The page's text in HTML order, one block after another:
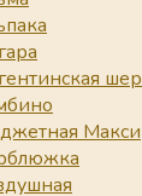
Макси